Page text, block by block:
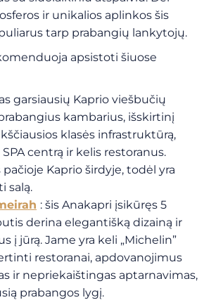
ir unikalios aplinkos šis
tarp prabangių lankytojų.
apsistoti šiuose
garsiausių Kaprio viešbučių
kambarius, išskirtinį
klasės infrastruktūrą,
centrą ir kelis restoranus.
Kaprio širdyje, todėl yra
salą.
: šis Anakapri įsikūręs 5
derina elegantišką dizainą ir
į jūrą. Jame yra keli „Michelin”
restoranai, apdovanojimus
ir nepriekaištingas aptarnavimas,
prabangos lygį.